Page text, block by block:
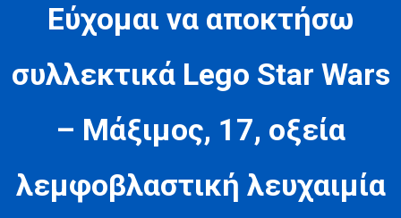
Εύχομαι να αποκτήσω
συλλεκτικά Lego Star Wars
– Μάξιμος, 17, οξεία
λεμφοβλαστική λευχαιμία